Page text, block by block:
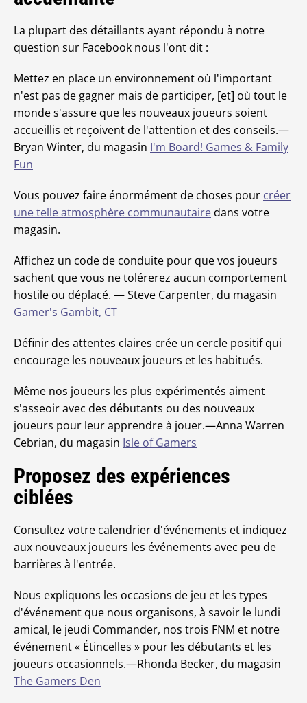
La plupart des détaillants ayant répondu à notre
question sur Facebook nous l'ont dit :
Mettez en place un environnement où l'important
n'est pas de gagner mais de participer, [et] où tout le
monde s'assure que les nouveaux joueurs soient
accueillis et reçoivent de l'attention et des conseils.—
Bryan Winter, du magasin I'm Board! Games & Family
Fun
Vous pouvez faire énormément de choses pour créer
une telle atmosphère communautaire dans votre
magasin.
Affichez un code de conduite pour que vos joueurs
sachent que vous ne tolérerez aucun comportement
hostile ou déplacé. — Steve Carpenter, du magasin
Gamer's Gambit, CT
Définir des attentes claires crée un cercle positif qui
encourage les nouveaux joueurs et les habitués.
Même nos joueurs les plus expérimentés aiment
s'asseoir avec des débutants ou des nouveaux
joueurs pour leur apprendre à jouer.—Anna Warren
Cebrian, du magasin Isle of Gamers
Proposez des expériences
ciblées
Consultez votre calendrier d'événements et indiquez
aux nouveaux joueurs les événements avec peu de
barrières à l'entrée.
Nous expliquons les occasions de jeu et les types
d'événement que nous organisons, à savoir le lundi
amical, le jeudi Commander, nos trois FNM et notre
événement « Étincelles » pour les débutants et les
joueurs occasionnels.—Rhonda Becker, du magasin
The Gamers Den